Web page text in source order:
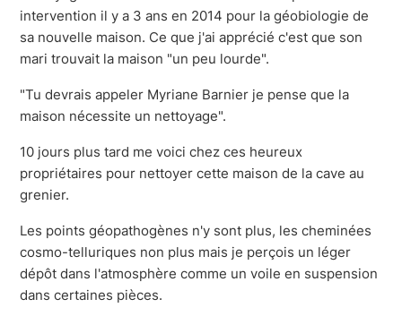
intervention il y a 3 ans en 2014 pour la géobiologie de
sa nouvelle maison. Ce que j'ai apprécié c'est que son
mari trouvait la maison "un peu lourde".
"Tu devrais appeler Myriane Barnier je pense que la
maison nécessite un nettoyage".
10 jours plus tard me voici chez ces heureux
propriétaires pour nettoyer cette maison de la cave au
grenier.
Les points géopathogènes n'y sont plus, les cheminées
cosmo-telluriques non plus mais je perçois un léger
dépôt dans l'atmosphère comme un voile en suspension
dans certaines pièces.